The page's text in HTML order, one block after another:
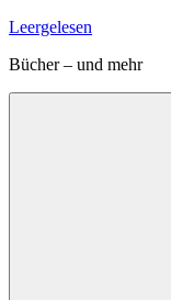
Zum
springen
Leergelesen
Bücher – und mehr